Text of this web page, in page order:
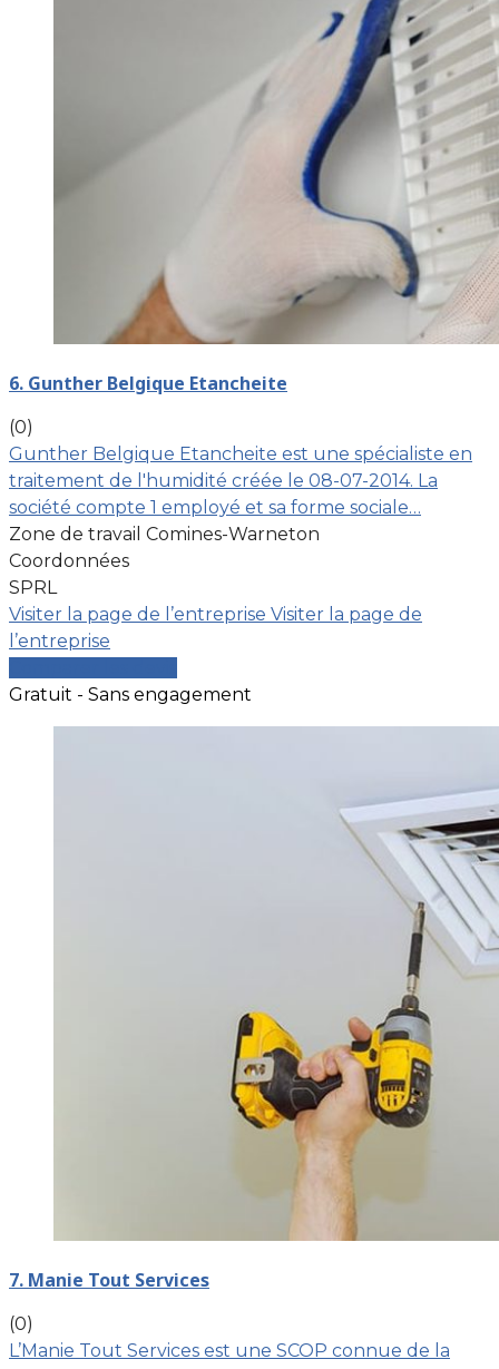
6. Gunther Belgique Etancheite
(0)
Gunther Belgique Etancheite est une spécialiste en
traitement de l'humidité créée le 08-07-2014. La
société compte 1 employé et sa forme sociale…
Zone de travail Comines-Warneton
Coordonnées
SPRL
Visiter la page de l’entreprise Visiter la page de
l’entreprise
Gratuit - Sans engagement
7. Manie Tout Services
(0)
L’Manie Tout Services est une SCOP connue de la